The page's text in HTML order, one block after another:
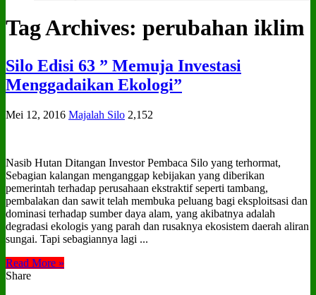
Tag Archives: perubahan iklim
Silo Edisi 63 ” Memuja Investasi
Menggadaikan Ekologi”
Mei 12, 2016 Majalah Silo 2,152
Nasib Hutan Ditangan Investor Pembaca Silo yang terhormat,
Sebagian kalangan menganggap kebijakan yang diberikan
pemerintah terhadap perusahaan ekstraktif seperti tambang,
pembalakan dan sawit telah membuka peluang bagi eksploitsasi dan
dominasi terhadap sumber daya alam, yang akibatnya adalah
degradasi ekologis yang parah dan rusaknya ekosistem daerah aliran
sungai. Tapi sebagiannya lagi ...
Read More »
Share